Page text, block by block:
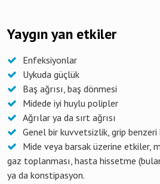
Yaygın yan etkiler
Enfeksiyonlar
Uykuda güçlük
Baş ağrısı, baş dönmesi
Midede iyi huylu polipler
Ağrılar ya da sırt ağrısı
Genel bir kuvvetsizlik, grip benzeri
Mide veya barsak üzerine etkiler,
gaz toplanması, hasta hissetme
ya da konstipasyon.